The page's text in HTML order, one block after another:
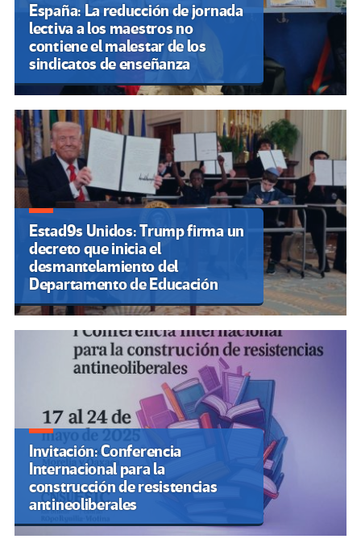
España: La reducción de jornada
lectiva a los maestros no
contiene el malestar de los
sindicatos de enseñanza
Estad9s Unidos: Trump firma un
decreto que inicia el
desmantelamiento del
Departamento de Educación
Invitación: Conferencia
Internacional para la
construcción de resistencias
antineoliberales